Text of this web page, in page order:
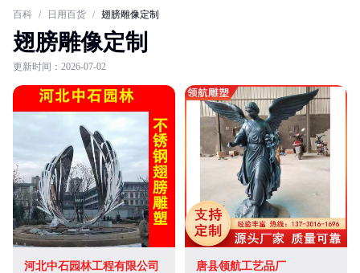
百科 / 日用百货 / 翅膀雕像定制
翅膀雕像定制
更新时间：2026-07-02
河北中石园林工程有限公司 唐县领航工艺品厂